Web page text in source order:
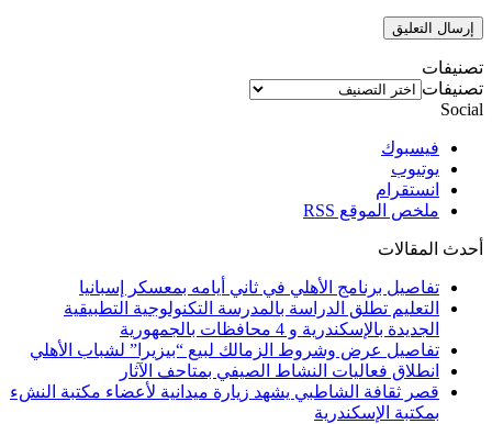
تصنيفات
تصنيفات
Social
فيسبوك
يوتيوب
انستقرام
ملخص الموقع RSS
أحدث المقالات
تفاصيل برنامج الأهلي في ثاني أيامه بمعسكر إسبانيا
التعليم تطلق الدراسة بالمدرسة التكنولوجية التطبيقية
الجديدة بالإسكندرية و 4 محافظات بالجمهورية
تفاصيل عرض وشروط الزمالك لبيع “بيزيرا” لشباب الأهلي
انطلاق فعاليات النشاط الصيفي بمتاحف الآثار
قصر ثقافة الشاطبي يشهد زيارة ميدانية لأعضاء مكتبة النشء
بمكتبة الإسكندرية